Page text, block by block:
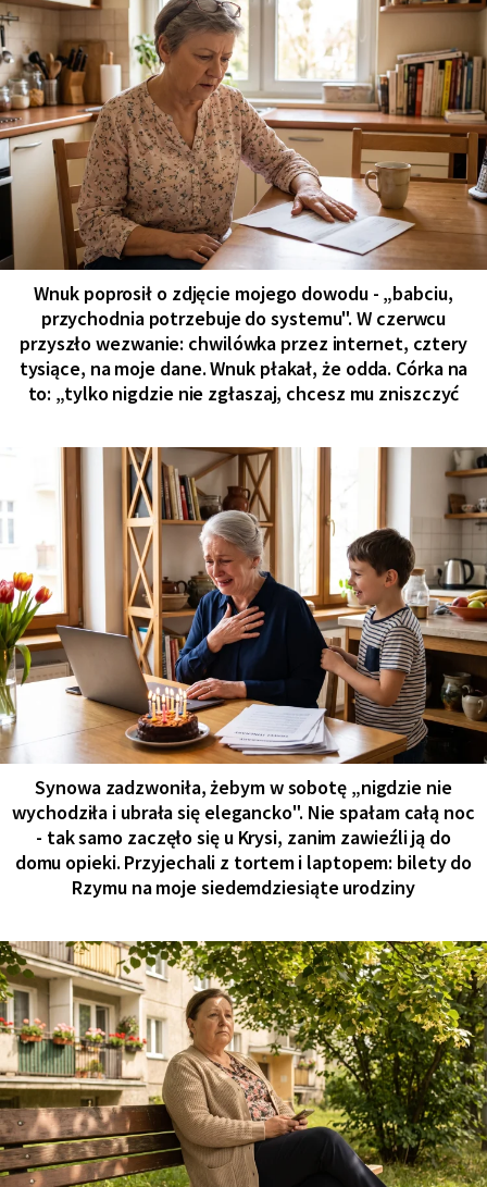
Wnuk poprosił o zdjęcie mojego dowodu - „babciu,
przychodnia potrzebuje do systemu". W czerwcu
przyszło wezwanie: chwilówka przez internet, cztery
tysiące, na moje dane. Wnuk płakał, że odda. Córka na
to: „tylko nigdzie nie zgłaszaj, chcesz mu zniszczyć
Synowa zadzwoniła, żebym w sobotę „nigdzie nie
wychodziła i ubrała się elegancko". Nie spałam całą noc
- tak samo zaczęło się u Krysi, zanim zawieźli ją do
domu opieki. Przyjechali z tortem i laptopem: bilety do
Rzymu na moje siedemdziesiąte urodziny